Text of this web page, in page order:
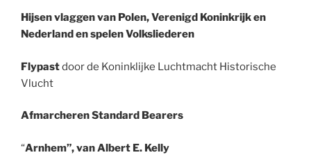
Hijsen vlaggen van Polen, Verenigd Koninkrijk en
Nederland en spelen Volksliederen
Flypastdoor de Koninklijke Luchtmacht Historische
Vlucht
Afmarcheren Standard Bearers
“Arnhem”, van Albert E. Kelly